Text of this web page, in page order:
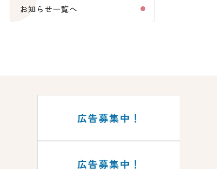
お知らせ一覧へ